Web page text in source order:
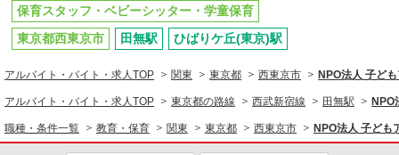
保育スタッフ・ベビーシッター・学童保育
東京都西東京市
田無駅 ひばりケ丘(東京)駅
アルバイト・バイト・求人TOP 関東 東京都 西東京市 NPO法人 子ど
アルバイト・バイト・求人TOP 東京都の路線 西武新宿線 田無駅 NPO
職種・条件一覧 教育・保育 関東 東京都 西東京市 NPO法人 子ども